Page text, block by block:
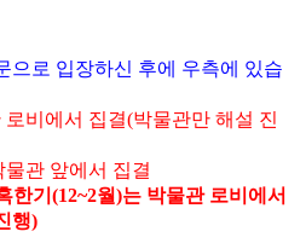
으로 입장하신 후에 우측에 있습
비에서 집결(박물관만 해설 진
관 앞에서 집결
한기(12~2월)는 박물관 로비에서
행)